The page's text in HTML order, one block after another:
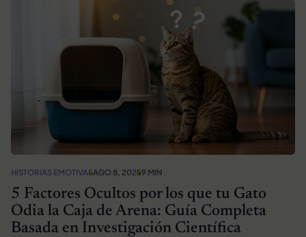
HISTORIAS EMOTIVASAGO 8, 20259 MIN
5 Factores Ocultos por los que tu Gato
Odia la Caja de Arena: Guía Completa
Basada en Investigación Científica